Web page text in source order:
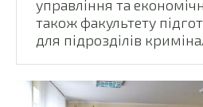
управління та
також факультету
для підрозділів